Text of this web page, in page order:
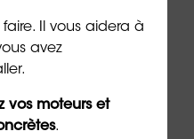
Il vous aidera à
avez
vos moteurs et
.